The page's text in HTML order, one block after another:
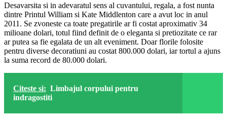
Desavarsita si in adevaratul sens al cuvantului, regala, a fost nunta
dintre Printul William si Kate Middlenton care a avut loc in anul
2011. Se zvoneste ca toate pregatirile ar fi costat aproximativ 34
milioane dolari, totul fiind definit de o eleganta si pretiozitate ce rar
ar putea sa fie egalata de un alt eveniment. Doar florile folosite
pentru diverse decoratiuni au costat 800.000 dolari, iar tortul a ajuns
la suma record de 80.000 dolari.
Citeste si: Limbajul corpului pentru
indragostiti